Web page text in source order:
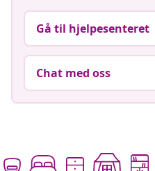
Gå til hjelpesenteret
Chat med oss